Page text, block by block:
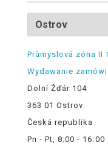
Průmyslová zóna II
Wydawanie
Dolní Žďár 104
363 01 Ostrov
Česká republika
Pn - Pt, 8:00 - 16:00